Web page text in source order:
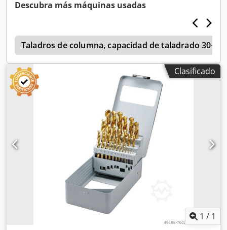
artículo: WW12214
Descubra más máquinas usadas
Taladros de columna, capacidad de taladrado 30-39
Clasificado
1 / 1